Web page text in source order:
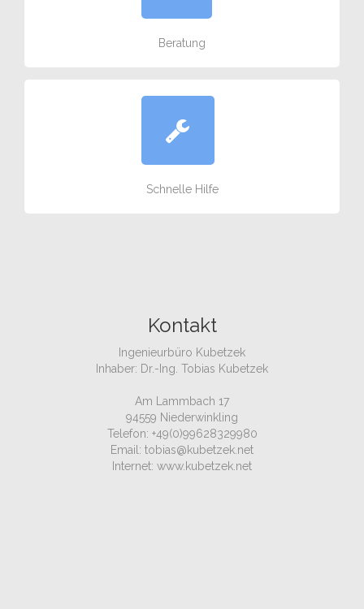
Beratung
Schnelle Hilfe
nicht an die Pläne halten, bekommen Sie schnelle
und praktikable Lösungen und Alternativen, damit
Kontakt
Ingenieurbüro Kubetzek
Inhaber: Dr.-Ing. Tobias Kubetzek
Am Lammbach 17
94559 Niederwinkling
Telefon: +49(0)99628329980
Email: tobias@kubetzek.net
Internet: www.kubetzek.net